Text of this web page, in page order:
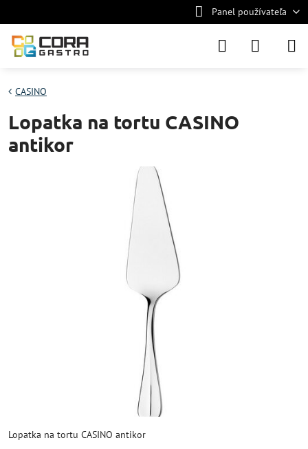
Panel používateľa
CASINO
Lopatka na tortu CASINO
antikor
Lopatka na tortu CASINO antikor